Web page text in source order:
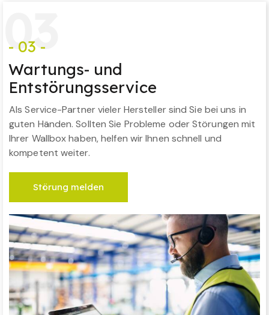
03
- 03 -
Wartungs- und
Entstörungsservice
Als Service-Partner vieler Hersteller sind Sie bei uns in
guten Händen. Sollten Sie Probleme oder Störungen mit
Ihrer Wallbox haben, helfen wir Ihnen schnell und
kompetent weiter.
Störung melden